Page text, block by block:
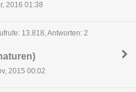
2016 01:38
13.818, Antworten: 2
2015 00:02